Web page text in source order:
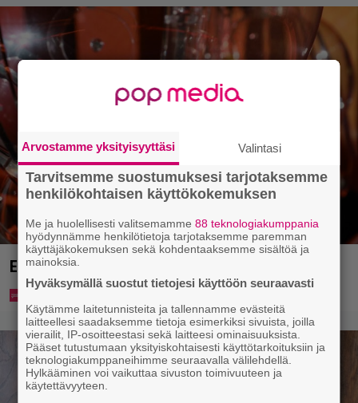
Eurojackpotista 80 000 euroa Suomeen – tänne
Arvostamme yksityisyyttäsi Valintasi
Tarvitsemme suostumuksesi tarjotaksemme
henkilökohtaisen käyttökokemuksen
Me ja huolellisesti valitsemamme88 teknologiakumppania
hyödynnämme henkilötietoja tarjotaksemme paremman
käyttäjäkokemuksen sekä kohdentaaksemme sisältöä ja
mainoksia.
Hyväksymällä suostut tietojesi käyttöön seuraavasti
Käytämme laitetunnisteita ja tallennamme evästeitä
laitteellesi saadaksemme tietoja esimerkiksi sivuista, joilla
vierailit, IP-osoitteestasi sekä laitteesi ominaisuuksista.
Pääset tutustumaan yksityiskohtaisesti käyttötarkoituksiin ja
teknologiakumppaneihimme seuraavalla välilehdellä.
Hylkääminen voi vaikuttaa sivuston toimivuuteen ja
käytettävyyteen.